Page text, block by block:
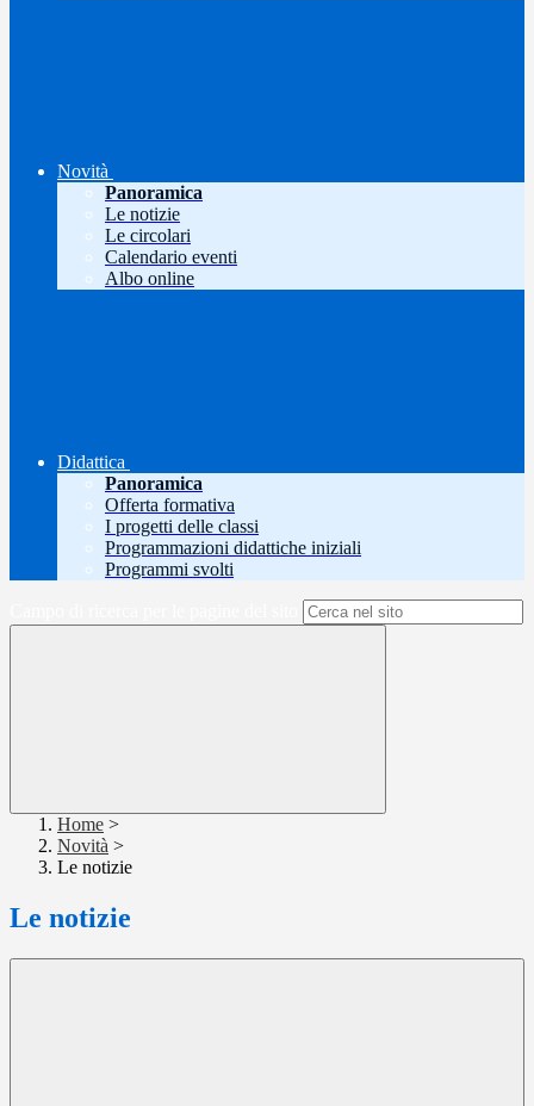
Novità
Panoramica
Le notizie
Le circolari
Calendario eventi
Albo online
Didattica
Panoramica
Offerta formativa
I progetti delle classi
Programmazioni didattiche iniziali
Programmi svolti
Home >
Novità >
Le notizie
Le notizie